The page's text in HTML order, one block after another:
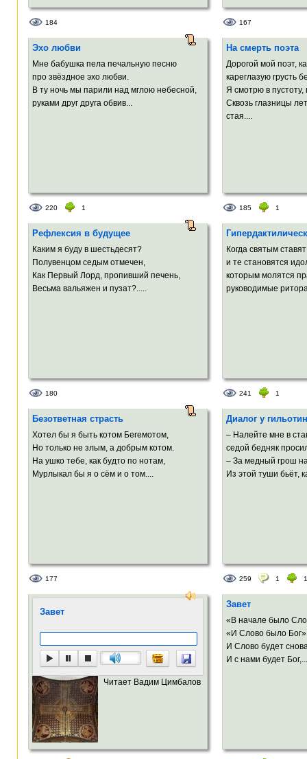
184 167
Эхо любви
Мне бабушка пела печальную песню
про звёздное эхо любви.
В ту ночь мы парили над мглою небесной,
руками друг друга обвив...
220 1
На смерть поэта
Дорогой мой поэт,
кареглазую грусть
Я смотрю в
Сквозь глазницы
стая....
185 1
Рефлексия в будущее
Каким я буду в шестьдесят?
Полувенцом седым отмечен,
Как Первый Лорд, пропивший печень,
Весьма вальяжен и пузат?.....
180
Когда святым
и те становятся
которым молятся
руководимые
241 1
Безответная страсть
Хотел бы я быть котом Бегемотом,
Но только не злым, а добрым котом.
На ушко тебе, как будто по нотам,
Мурлыкал бы я о сём и о том....
177
Диалог у
– Налейте мне в
седой бедняк
– За медный грош
Из этой туши бьёт,
259 1 1
Завет
Читает Вадим Цимбалов
Завет
«В начале было
«И Слово было
И Слово будет
И с нами будет Бог,...